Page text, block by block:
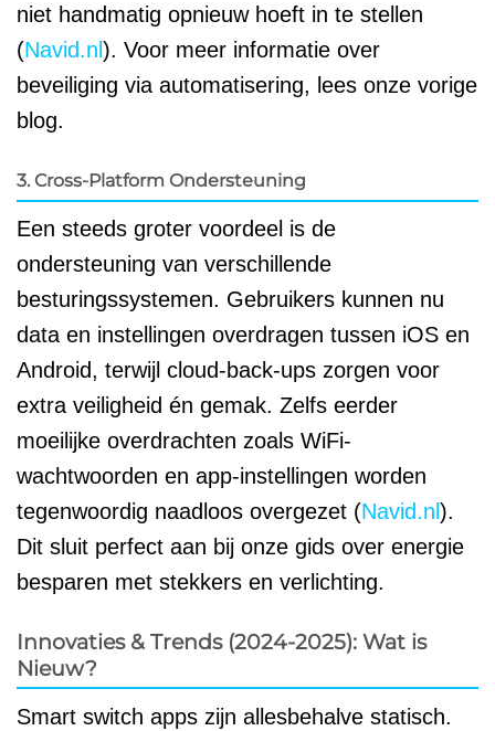
niet handmatig opnieuw hoeft in te stellen
(Navid.nl). Voor meer informatie over
beveiliging via automatisering, lees onze vorige
blog.
3. Cross-Platform Ondersteuning
Een steeds groter voordeel is de
ondersteuning van verschillende
besturingssystemen. Gebruikers kunnen nu
data en instellingen overdragen tussen iOS en
Android, terwijl cloud-back-ups zorgen voor
extra veiligheid én gemak. Zelfs eerder
moeilijke overdrachten zoals WiFi-
wachtwoorden en app-instellingen worden
tegenwoordig naadloos overgezet (Navid.nl).
Dit sluit perfect aan bij onze gids over energie
besparen met stekkers en verlichting.
Innovaties & Trends (2024-2025): Wat is
Nieuw?
Smart switch apps zijn allesbehalve statisch.